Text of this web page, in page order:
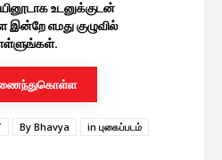
உடனுக்குடன்
எமது குழுவில்
By Bhavya
in புகைப்படம்